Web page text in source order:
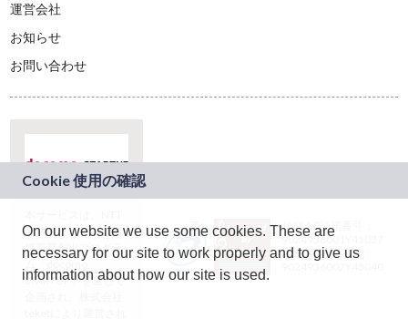
運営会社
お知らせ
お問い合わせ
ドコモグループの新
規事業創出プログラ
ム「docomo
STARTUP」を通じて
JASRAC許諾番号：
9024936001Y45037
JASRAC許諾番号：
On our website we use some cookies. These are
necessary for our site to work properly and to give us
information about how our site is used.